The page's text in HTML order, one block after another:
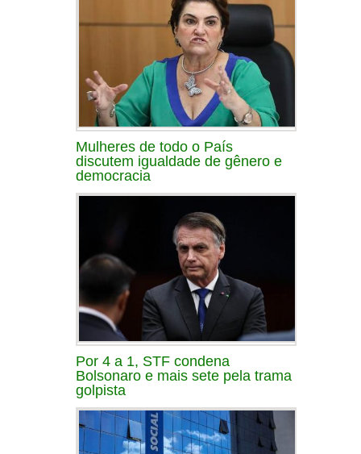
Mulheres de todo o País
discutem igualdade de gênero e
democracia
Por 4 a 1, STF condena
Bolsonaro e mais sete pela trama
golpista